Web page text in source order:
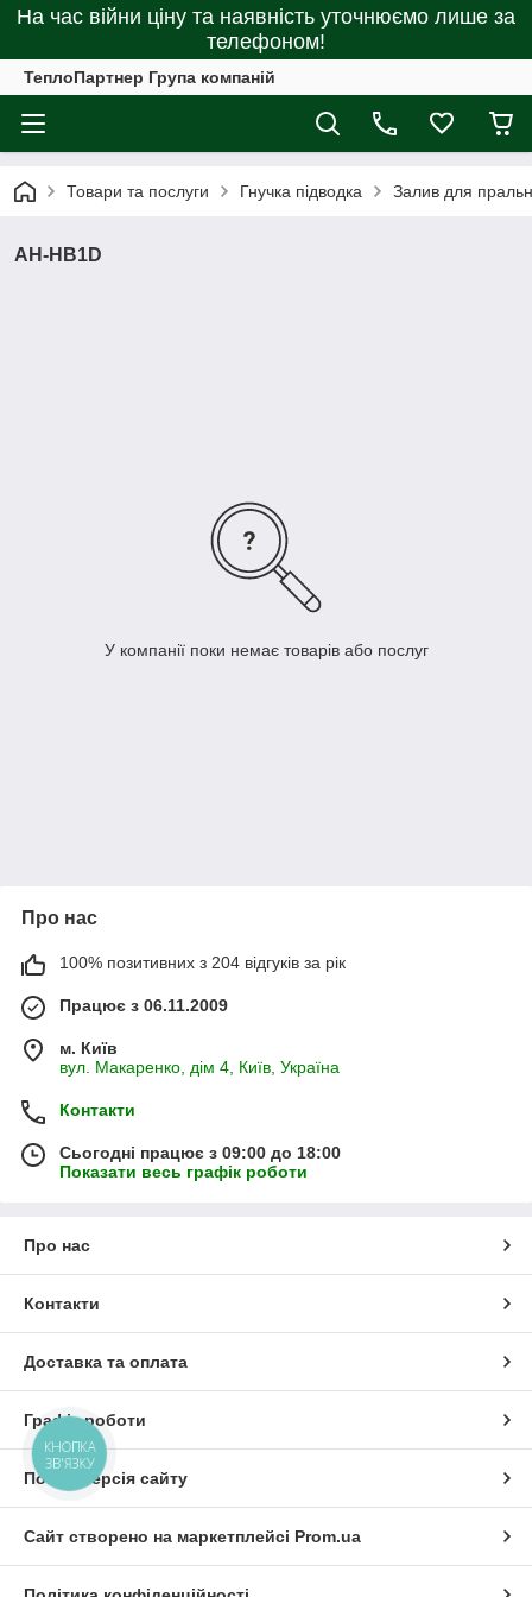
На час війни ціну та наявність уточнюємо лише за
телефоном!
ТеплоПартнер Група компаній
Товари та послуги Гнучка підводка Залив для
AH-HB1D
У компанії поки немає товарів або послуг
Про нас
100% позитивних з 204 відгуків за рік
Працює з 06.11.2009
м. Київ
вул. Макаренко, дім 4, Київ, Україна
Контакти
Сьогодні працює з 09:00 до 18:00
Показати весь графік роботи
Про нас
Контакти
Доставка та оплата
Графік роботи
Повна версія сайту
Сайт створено на маркетплейсі Prom.ua
КНОПКА
ЗВ'ЯЗКУ